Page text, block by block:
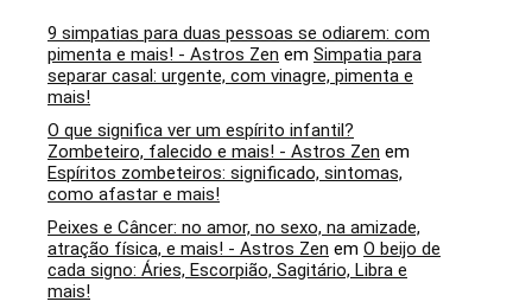
9 simpatias para duas pessoas se odiarem: com
pimenta e mais! - Astros Zen em Simpatia para
separar casal: urgente, com vinagre, pimenta e
mais!
O que significa ver um espírito infantil?
Zombeteiro, falecido e mais! - Astros Zen em
Espíritos zombeteiros: significado, sintomas,
como afastar e mais!
Peixes e Câncer: no amor, no sexo, na amizade,
atração física, e mais! - Astros Zen em O beijo de
cada signo: Áries, Escorpião, Sagitário, Libra e
mais!